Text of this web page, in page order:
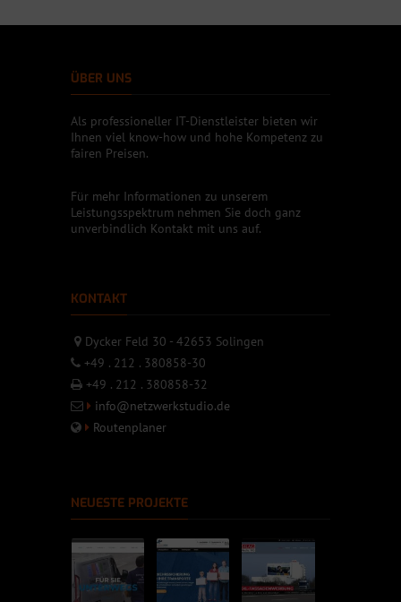
ÜBER UNS
Als professioneller IT-Dienstleister bieten wir
Ihnen viel know-how und hohe Kompetenz zu
fairen Preisen.
Für mehr Informationen zu unserem
Leistungsspektrum nehmen Sie doch ganz
unverbindlich Kontakt mit uns auf.
KONTAKT
Dycker Feld 30 - 42653 Solingen
+49 . 212 . 380858-30
+49 . 212 . 380858-32
info@netzwerkstudio.de
Routenplaner
NEUESTE PROJEKTE